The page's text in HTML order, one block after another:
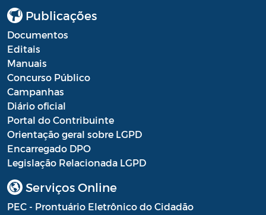
Publicações
Documentos
Editais
Manuais
Concurso Público
Campanhas
Diário oficial
Portal do Contribuinte
Orientação geral sobre LGPD
Encarregado DPO
Legislação Relacionada LGPD
Serviços Online
PEC - Prontuário Eletrônico do Cidadão